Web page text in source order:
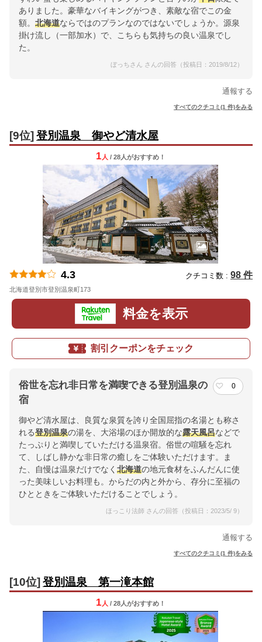
ありました。豪華なバイキングがつき、素敵な宿でこの金
額。 北海道ならではのプランなのではないでしょうか。源泉
掛け流し（一部加水）で、こちらも気持ちの良い温泉でし
た。
ぼっちさん さんの回答（投稿日：2019/8/12）
通報する
すべてのクチコミ(1 件)をみる
[9位] 登別温泉 御やど清水屋
1 人 / 28人がおすすめ！
4.3 クチコミ数 : 98 件
北海道登別市登別温泉町173
料金を表示
割引クーポンをチェック
俗世を忘れ非日常を満喫できる登別温泉の
宿
0
御やど清水屋は、良質な泉質を誇り全国屈指の名湯とも称さ
れる登別温泉の湯を、大浴場のほか開放的な露天風呂などで
たっぷりと満喫していただける温泉宿。俗世の喧騒を忘れ
て、しばし静かな非日常の癒しをご体験いただけます。ま
た、自慢は温泉だけでなく 北海道の地元食材をふんだんに使
った美味しいお料理も。からだの内と外から、存分に至福の
ひとときをご体験いただけることでしょう。
ほっこり法師 さんの回答（投稿日：2023/5/ 9）
通報する
すべてのクチコミ(1 件)をみる
[10位] 登別温泉 第一滝本館
1 人 / 28人がおすすめ！